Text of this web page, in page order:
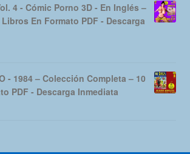
4 - Cómic Porno 3D - En Inglés –
En Formato PDF - Descarga
- 1984 – Colección Completa – 10
PDF - Descarga Inmediata